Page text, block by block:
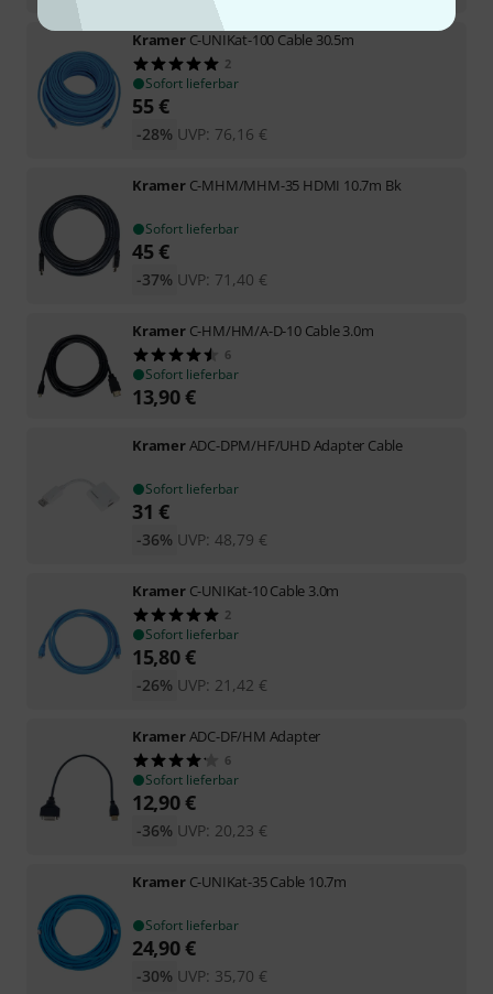
Kramer C-UNIKat-100 Cable 30.5m
2
Sofort lieferbar
55€
UVP: 76,16 €
-28%
Kramer C-MHM/MHM-35 HDMI 10.7m Bk
Sofort lieferbar
45€
UVP: 71,40 €
-37%
Kramer C-HM/HM/A-D-10 Cable 3.0m
6
Sofort lieferbar
13,90€
KramerADC-DPM/HF/UHD Adapter Cable
Sofort lieferbar
31 €
UVP: 48,79 €
-36%
Kramer C-UNIKat-10 Cable 3.0m
2
Sofort lieferbar
15,80€
UVP: 21,42 €
-26%
KramerADC-DF/HM Adapter
6
Sofort lieferbar
12,90€
UVP: 20,23 €
-36%
Kramer C-UNIKat-35 Cable 10.7m
Sofort lieferbar
24,90€
UVP: 35,70 €
-30%